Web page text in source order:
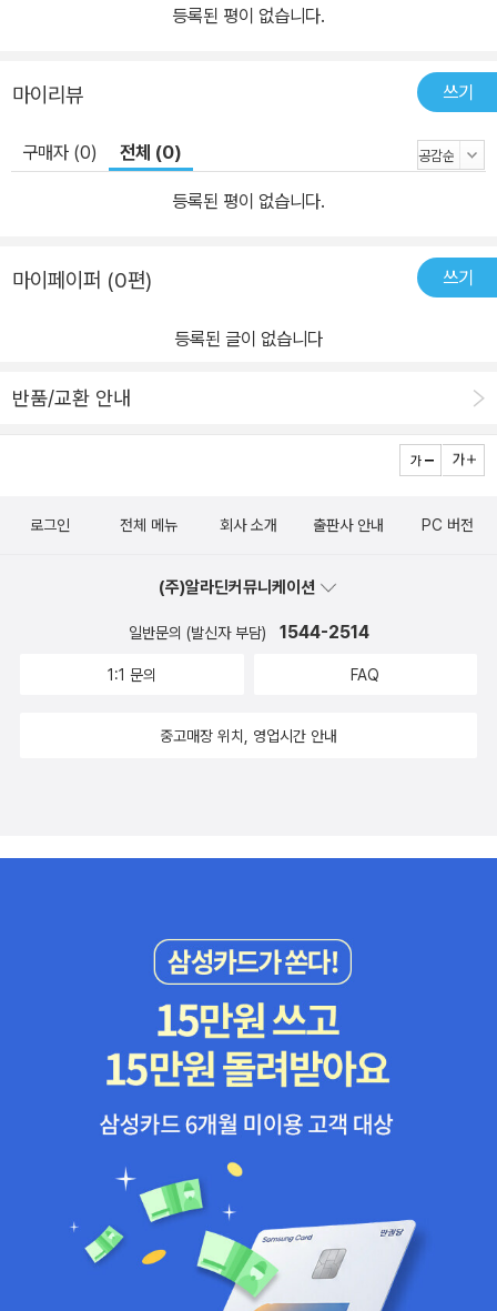
등록된 평이 없습니다.
마이리뷰 쓰기
구매자 (0) 전체 (0)
등록된 평이 없습니다.
마이페이퍼 (0편) 쓰기
등록된 글이 없습니다
반품/교환 안내
로그인 전체 메뉴 회사 소개 출판사 안내 PC 버전
(주)알라딘커뮤니케이션
일반문의 (발신자 부담) 1544-2514
1:1 문의 FAQ
중고매장 위치, 영업시간 안내